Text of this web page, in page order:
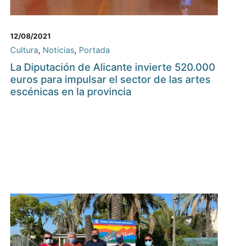
12/08/2021
Cultura, Noticias, Portada
La Diputación de Alicante invierte 520.000
euros para impulsar el sector de las artes
escénicas en la provincia